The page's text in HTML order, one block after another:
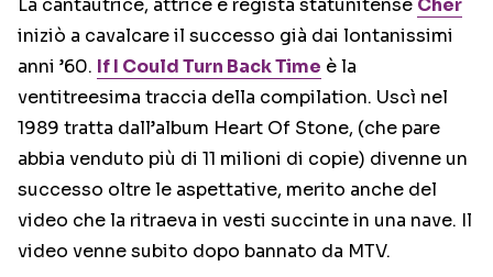
La cantautrice, attrice e regista statunitense Cher
iniziò a cavalcare il successo già dai lontanissimi
anni ’60. If I Could Turn Back Time è la
ventitreesima traccia della compilation. Uscì nel
1989 tratta dall’album Heart Of Stone, (che pare
abbia venduto più di 11 milioni di copie) divenne un
successo oltre le aspettative, merito anche del
video che la ritraeva in vesti succinte in una nave. Il
video venne subito dopo bannato da MTV.